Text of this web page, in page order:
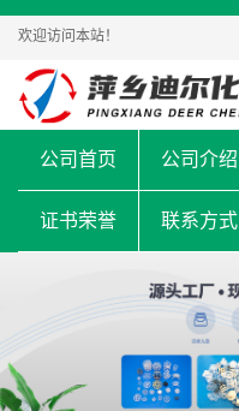
欢迎访问本站！
公司首页 公司介绍
证书荣誉 联系方式